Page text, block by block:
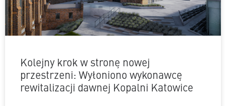
Kolejny krok w stronę nowej
przestrzeni: Wyłoniono wykonawcę
rewitalizacji dawnej Kopalni Katowice